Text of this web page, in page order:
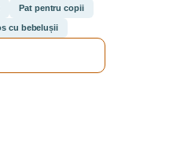
Pat pentru copii
cu bebelușii